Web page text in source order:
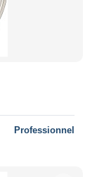
Professionnel